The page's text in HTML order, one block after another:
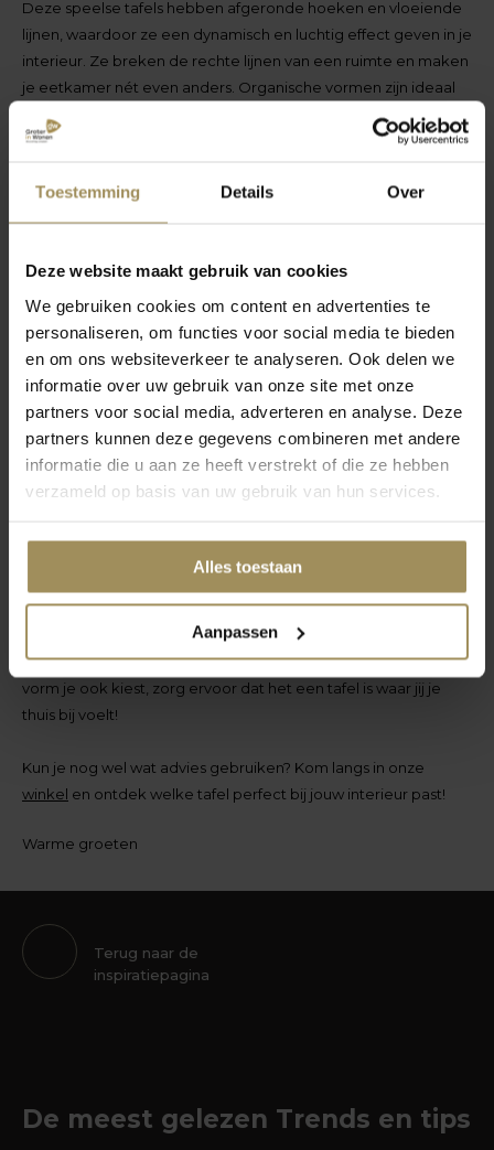
Toestemming Details Over
Deze website maakt gebruik van cookies
We gebruiken cookies om content en advertenties te
personaliseren, om functies voor social media te bieden
en om ons websiteverkeer te analyseren. Ook delen we
informatie over uw gebruik van onze site met onze
partners voor social media, adverteren en analyse. Deze
partners kunnen deze gegevens combineren met andere
informatie die u aan ze heeft verstrekt of die ze hebben
verzameld op basis van uw gebruik van hun services.
Alles toestaan
Aanpassen
Deze speelse tafels hebben afgeronde hoeken en vloeiende
lijnen, waardoor ze een dynamisch en luchtig effect geven in je
interieur. Ze breken de rechte lijnen van een ruimte en maken
je eetkamer nét even anders. Organische vormen zijn ideaal
voor open ruimtes, omdat ze de doorstroming in de kamer
verbeteren en een zachtere uitstraling geven. Let bij deze
asymmetrische vormen soms minder geschikt zijn voor
maximale zitruimte.
naar de beschikbare ruimte, je woonstijl en natuurlijk hoe je de
tafel gebruikt. Ben je een grootgebruiker van lange diners of
wil je vooral een gezellige plek voor een kopje koffie? Welke
vorm je ook kiest, zorg ervoor dat het een tafel is waar jij je
thuis bij voelt!
Kun je nog wel wat advies gebruiken? Kom langs in onze
winkel en ontdek welke tafel perfect bij jouw interieur past!
Warme groeten
Terug naar de
inspiratiepagina
De meest gelezen Trends en tips